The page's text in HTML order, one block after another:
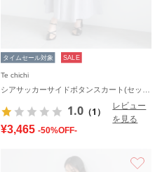
タイムセール対象 SALE
Te chichi
1.0 （1）
レビュー
を見る
¥3,465 -50%OFF-